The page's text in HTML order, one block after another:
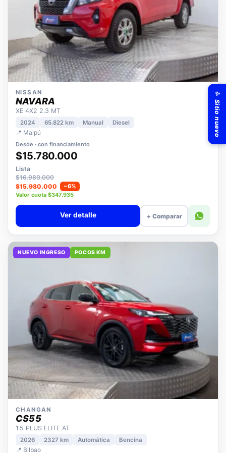
NISSAN
NAVARA
XE 4X2 2.3 MT
2024
📍 Maipú
Desde · con financiamiento
$15.780.000
Lista
$16.980.000
$15.980.000
−6%
Valor cuota $347.935
+ Comparar
CHANGAN
CS55
1.5 PLUS ELITE AT
2026
✨ Sitio nuevo